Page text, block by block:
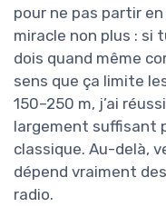
pour ne pas partir
miracle non plus : si
dois quand même
sens que ça limite
150–250 m, j’ai
largement suffisant
classique. Au-delà,
dépend vraiment
radio.